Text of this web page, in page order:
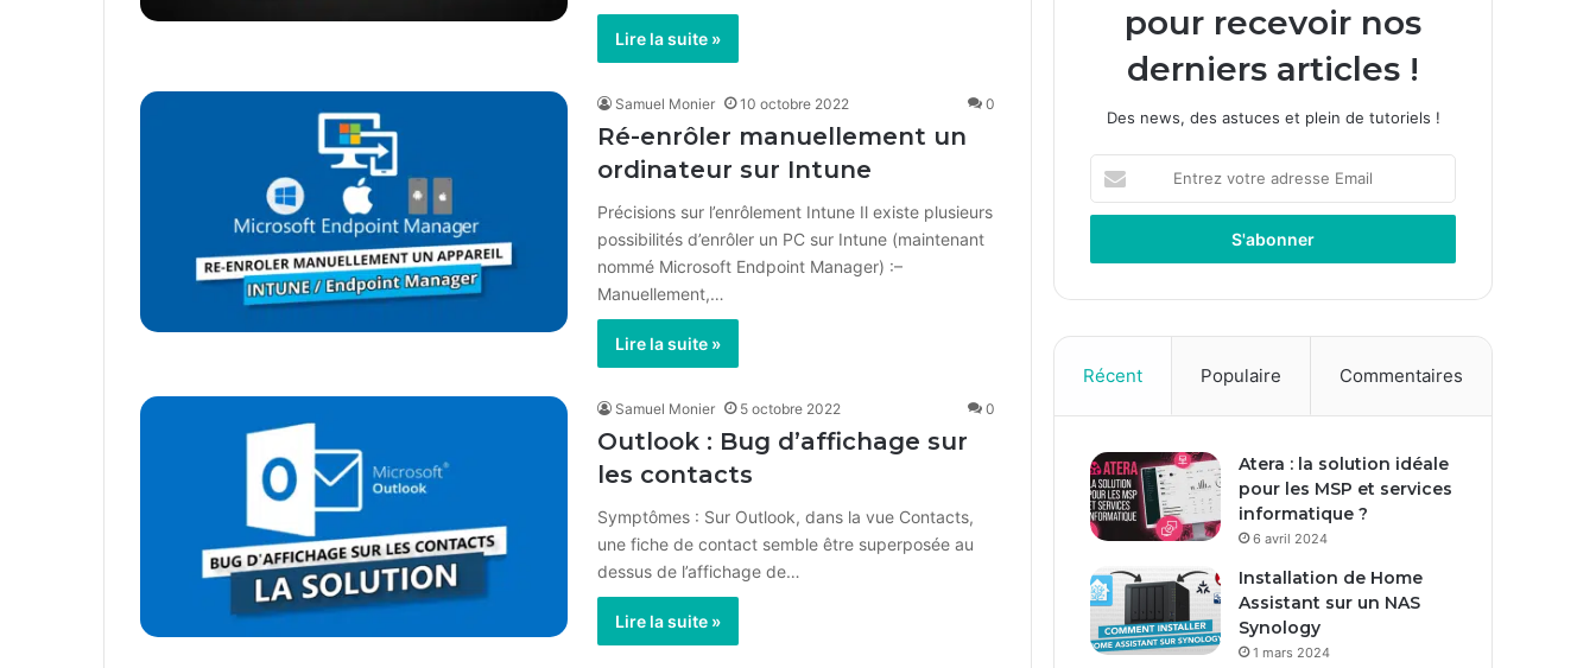
Lire la suite »
Samuel Monier 10 octobre 2022 0
Ré-enrôler manuellement un
ordinateur sur Intune
Précisions sur l’enrôlement Intune Il existe plusieurs
possibilités d’enrôler un PC sur Intune (maintenant
nommé Microsoft Endpoint Manager) :–
Manuellement,…
Lire la suite »
Samuel Monier 5 octobre 2022 0
Outlook : Bug d’affichage sur
les contacts
Symptômes : Sur Outlook, dans la vue Contacts,
une fiche de contact semble être superposée au
dessus de l’affichage de…
Lire la suite »
pour recevoir nos
derniers articles !
Des news, des astuces et plein de tutoriels !
t
e
o
t
e
d
r
e
s
e
m
Récent Populaire Commentaires
Atera : la solution idéale
pour les MSP et services
informatique ?
6 avril 2024
Installation de Home
Assistant sur un NAS
Synology
1 mars 2024